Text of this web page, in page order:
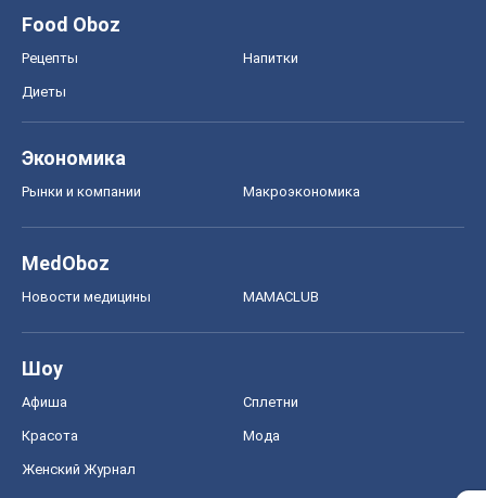
Food Oboz
Рецепты Напитки
Диеты
Экономика
Рынки и компании Mакроэкономика
MedOboz
Новости медицины MAMACLUB
Шоу
Афиша Сплетни
Красота Мода
Женский Журнал